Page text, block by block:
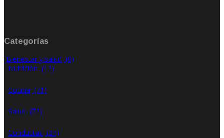
Categorías
Bienestar y salud (0)
Nutrición (12)
Cocina (71)
Salud (72)
Conductas (34)